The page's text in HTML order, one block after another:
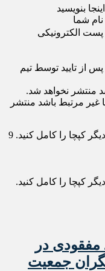
بنویسید
نام شما
پست الکترونیکی
از تایید توسط تیم
منتشر نخواهد شد.
غیر مرتبط باشد منتشر
کپچا را کامل کنید. 9
کپچا را کامل کنید.
مفقودی در
جمعیت